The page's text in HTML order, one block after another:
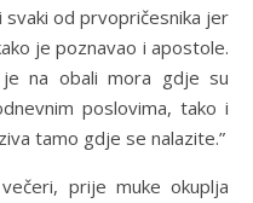
od prvopričesnika jer
je poznavao i apostole.
je na obali mora gdje su
poslovima, tako i
tamo gdje se nalazite.”
prije muke okuplja